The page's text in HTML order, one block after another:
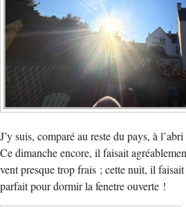
J’y suis, comparé au reste du pays, à
Ce dimanche encore, il faisait
vent presque trop frais ; cette nuit, il
parfait pour dormir la fenetre ouverte !